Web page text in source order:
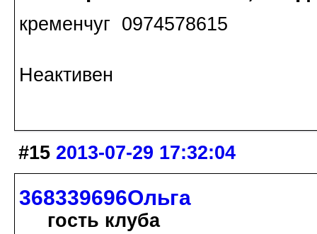
кременчуг 0974578615
Неактивен
#15 2013-07-29 17:32:04
368339696Ольга
гость клуба